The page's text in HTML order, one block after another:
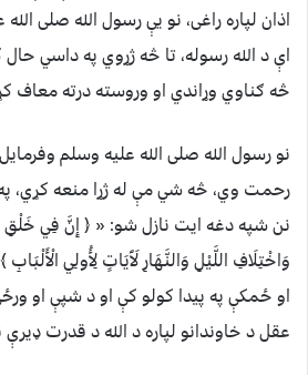
اذان لپاره راغی، نو یې رسول الله صلی
اې د الله رسوله، تا څه ژړوي په داسي
څه ګناوي وړاندي او وروسته درته معاف
نو رسول الله صلی الله علیه وسلم
رحمت وي، څه شي مې له ژړا منعه کړي،
نن شپه دغه ایت نازل شو: « ﴿ إِنَّ فِي
وَاخْتِلَافِ اللَّيْلِ وَالنَّهَارِ لَآَيَاتٍ لِأُولِي
او ځمکې په پیدا کولو کې او د شپې او
عقل د خاوندانو لپاره د الله د قدرت